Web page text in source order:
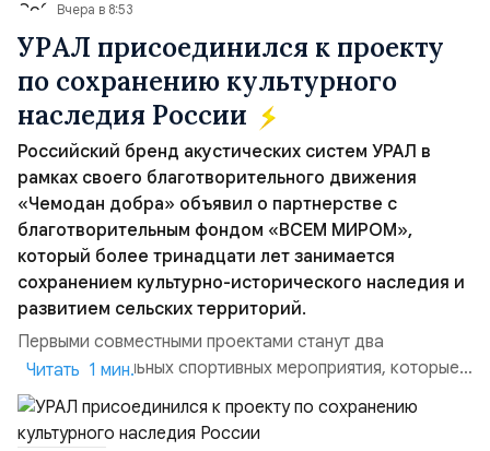
Вчера в 8:53
УРАЛ присоединился к проекту
по сохранению культурного
наследия России
Российский бренд акустических систем УРАЛ в
рамках своего благотворительного движения
«Чемодан добра» объявил о партнерстве с
благотворительным фондом «ВСЕМ МИРОМ»,
который более тринадцати лет занимается
сохранением культурно-исторического наследия и
развитием сельских территорий.
Первыми совместными проектами станут два
благотворительных спортивных мероприятия, которые
пройдут в августе в Ивановской области и объединят
жителей региона, волонтеров и участников со всей
страны. Для УРАЛ это продолжение философии
Читать 1 мин.